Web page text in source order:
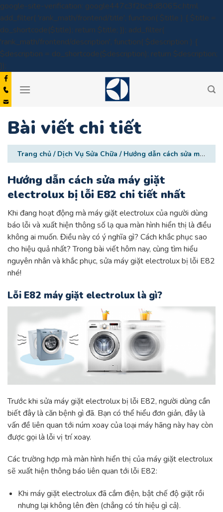
google-site-verification: google447c3f2bc9d8065c.html
add_filter( 'rank_math/frontend/title', function( $title ) { $title =
do_shortcode($title); return $title; }); add_filter(
'rank_math/frontend/description', function( $description ) {
$description = do_shortcode($description); return $description;
});
to
content
Bài viết chi tiết
Trang chủ / Dịch Vụ Sửa Chữa / Hướng dẫn cách sửa máy giặt electrolux bị lỗi E82 chi tiết nhất
Hướng dẫn cách sửa máy giặt
electrolux bị lỗi E82 chi tiết nhất
Khi đang hoạt động mà máy giặt electrolux của người dùng
báo lỗi và xuất hiện thông số lạ qua màn hình hiển thị là điều
không ai muốn. Điều này có ý nghĩa gì? Cách khắc phục sao
cho hiệu quả nhất? Trong bài viết hôm nay, cùng tìm hiểu
nguyên nhân và khắc phục, sửa máy giặt electrolux bị lỗi E82
nhé!
Lỗi E82 máy giặt electrolux là gì?
Trước khi sửa máy giặt electrolux bị lỗi E82, người dùng cần
biết đây là căn bệnh gì đã. Bạn có thể hiểu đơn giản, đây là
vấn đề liên quan tới núm xoay của loại máy hãng này hay còn
được gọi là lỗi vị trí xoay.
Các trường hợp mà màn hình hiển thị của máy giặt electrolux
sẽ xuất hiện thông báo liên quan tới lỗi E82:
Khi máy giặt electrolux đã cắm điện, bật chế độ giặt rồi
nhưng lại không lên đèn (chẳng có tín hiệu gì cả).